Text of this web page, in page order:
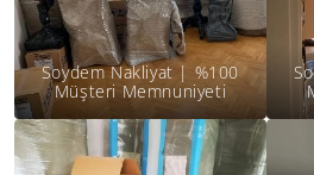
Soydem Nakliyat | %100
Müşteri Memnuniyeti